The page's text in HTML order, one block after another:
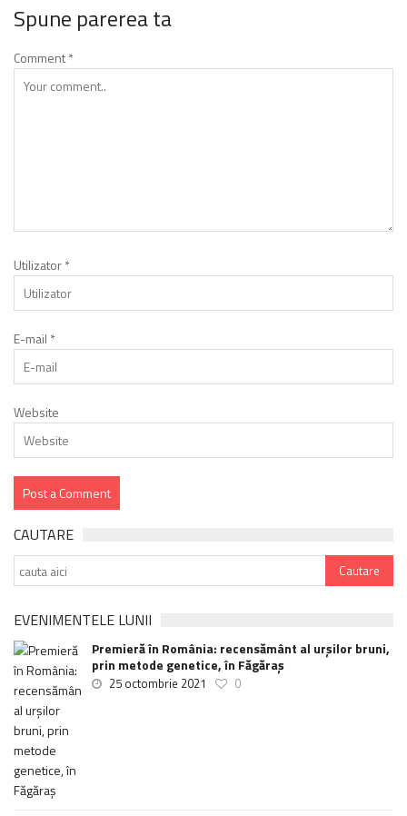
Spune parerea ta
Comment*
Utilizator*
E-mail *
Website
CAUTARE
EVENIMENTELE LUNII
Premieră în România: recensământ al urșilor bruni,
prin metode genetice, în Făgăraș
25 octombrie 2021 0